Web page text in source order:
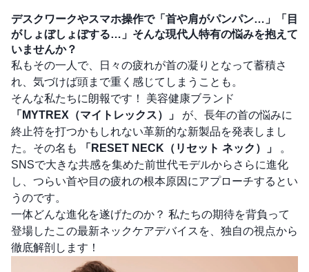
デスクワークやスマホ操作で「首や肩がパンパン…」「目
がしょぼしょぼする…」そんな現代人特有の悩みを抱えて
いませんか？
私もその一人で、日々の疲れが首の凝りとなって蓄積さ
れ、気づけば頭まで重く感じてしまうことも。
そんな私たちに朗報です！ 美容健康ブランド
「MYTREX（マイトレックス）」
が、長年の首の悩みに
終止符を打つかもしれない革新的な新製品を発表しまし
た。その名も
「RESET NECK（リセット ネック）」
。
SNSで大きな共感を集めた前世代モデルからさらに進化
し、つらい首や目の疲れの根本原因にアプローチするとい
うのです。
一体どんな進化を遂げたのか？ 私たちの期待を背負って
登場したこの最新ネックケアデバイスを、独自の視点から
徹底解剖します！